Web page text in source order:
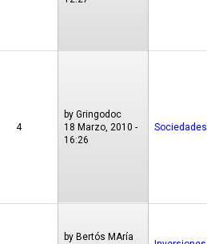
4
by Gringodoc
18 Marzo, 2010 -
16:26
Sociedades
by Bertós MAría